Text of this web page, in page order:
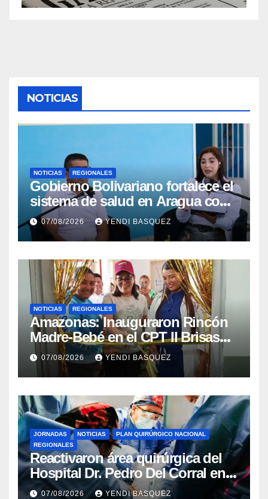
NOTICIAS
NOTICIAS REGIONALES
Gobierno Bolivariano fortalece el
sistema de salud en Aragua con
la reinauguración del CDI La
Mora
07/08/2026 YENDI BASQUEZ
NOTICIAS REGIONALES
​Amazonas: Inauguraron Rincón
Madre-Bebé en el CPT II Brisas
del Aeropuerto ​Inauguraron
Rincón
07/08/2026 YENDI BASQUEZ
JORNADAS NOTICIAS
PLAN QUIRÚRGICO NACIONAL
REGIONALES
Reactivaron área quirúrgica del
Hospital Dr. Pedro Del Corral en
Guárico
07/08/2026 YENDI BASQUEZ